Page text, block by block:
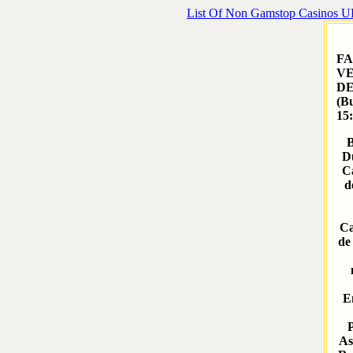
List Of Non Gamstop Casinos
(